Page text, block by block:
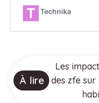
À lire
Les
des zfe sur